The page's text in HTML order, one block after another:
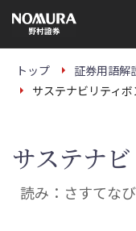
の
ー
トップ 証券用語解
サステナビリティボ
サステナ
読み：さすてな